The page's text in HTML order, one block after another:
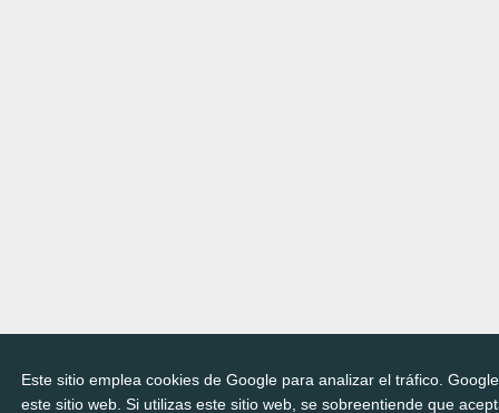
Este sitio emplea cookies de Google para analizar el tráfico.
este sitio web. Si utilizas este sitio web, se sobreentiende que